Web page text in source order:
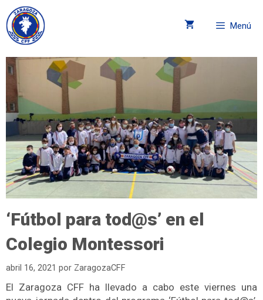
Menú
‘Fútbol para tod@s’ en el
Colegio Montessori
abril 16, 2021 por ZaragozaCFF
El Zaragoza CFF ha llevado a cabo este viernes una